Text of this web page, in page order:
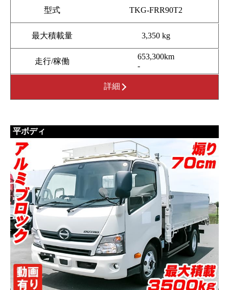
型式 TKG-FRR90T2
最大積載量 3,350 kg
走行/稼働
653,300km
-
詳細
平ボディ